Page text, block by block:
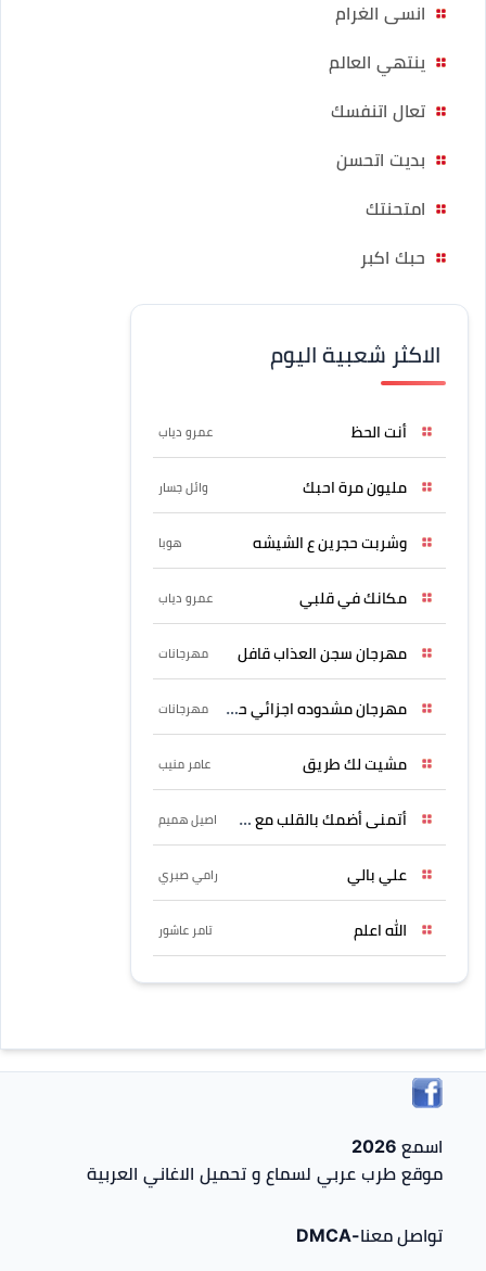
انسى الغرام
ينتهي العالم
تعال اتنفسك
بديت اتحسن
امتحنتك
حبك اكبر
الاكثر شعبية اليوم
أنت الحظ عمرو دياب
مليون مرة احبك وائل جسار
وشربت حجرين ع الشيشه هوبا
مكانك في قلبي عمرو دياب
مهرجان سجن العذاب قافل مهرجانات
مهرجان مشدوده اجزائي حربونى مهرجانات
مشيت لك طريق عامر منيب
أتمنى أضمك بالقلب مع حسين اصيل هميم
علي بالي رامي صبري
الله اعلم تامر عاشور
اسمع 2026
موقع طرب عربي لسماع و تحميل الاغاني العربية
تواصل معنا-DMCA